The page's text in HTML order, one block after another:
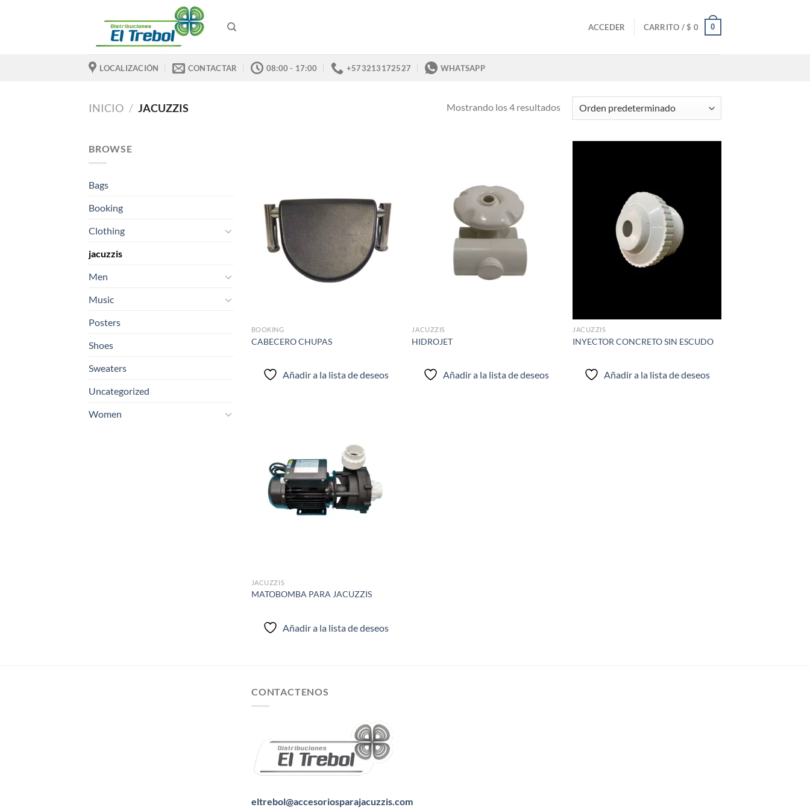
ACCEDER CARRITO /$ 0 0
LOCALIZACIÓN CONTACTAR 08:00 - 17:00 +573213172527 WHATSAPP
INICIO / JACUZZIS Mostrando los 4 resultados
BROWSE
Bags
Booking
Clothing
jacuzzis
Men
Music
Posters
Shoes
Sweaters
Uncategorized
Women
a la
lista de
deseos
BOOKING
CABECERO CHUPAS
Añadir a la lista de deseos
JACUZZIS
HIDROJET
Añadir a la lista de deseos
JACUZZIS
INYECTOR CONCRETO SIN ESCUDO
Añadir a la lista de deseos
deseos
JACUZZIS
MATOBOMBA PARA JACUZZIS
Añadir a la lista de deseos
CONTACTENOS
eltrebol@accesoriosparajacuzzis.com